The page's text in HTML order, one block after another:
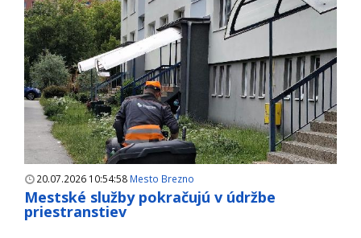
20.07.2026 10:54:58 Mesto Brezno
Mestské služby pokračujú v údržbe
priestranstiev